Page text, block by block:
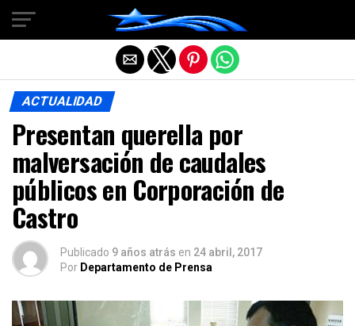
ACTUALIDAD
Presentan querella por
malversación de caudales
públicos en Corporación de
Castro
Publicado 9 años atrás en 24 abril, 2017
Por Departamento de Prensa
Salir de la versión móvil